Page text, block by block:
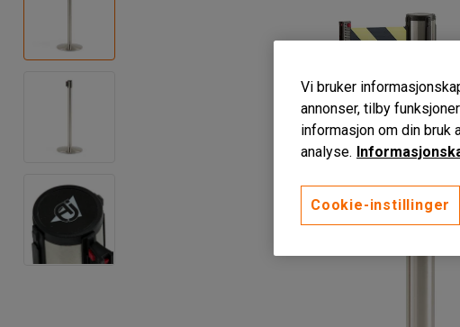
Vi bruker
annonser, tilby
informasjon om din bruk
analyse.
Cookie-instillinger